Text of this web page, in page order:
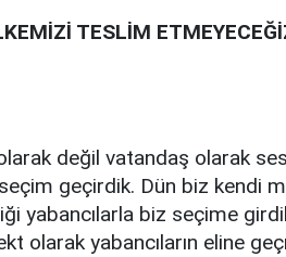
TESLİM
değil vatandaş olarak
geçirdik. Dün biz kendi
yabancılarla biz seçime
olarak yabancıların eline